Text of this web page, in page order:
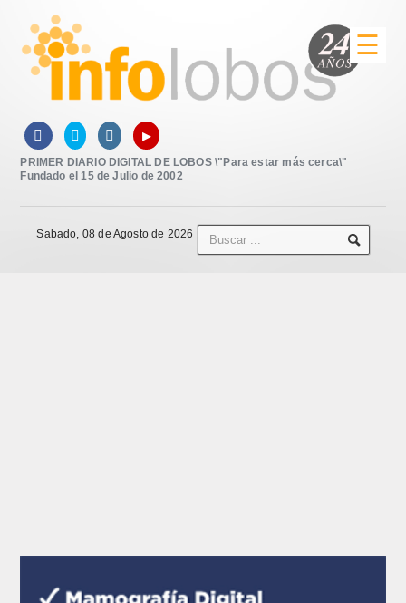
☰
   ▸
PRIMER DIARIO DIGITAL DE LOBOS \"Para estar más cerca\"
Fundado el 15 de Julio de 2002
Sabado, 08 de Agosto de 2026